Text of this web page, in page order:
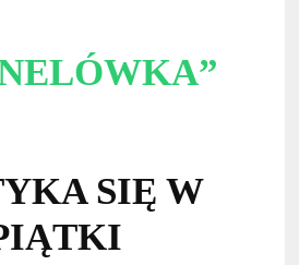
SIĘ W